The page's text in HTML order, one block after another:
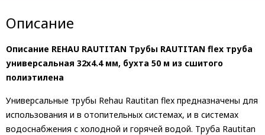
Описание
Описание REHAU RAUTITAN Трубы RAUTITAN flex труба
универсальная 32х4.4 мм, бухта 50 м из сшитого
полиэтилена
Универсальные трубы Rehau Rautitan flex предназначены для
использования и в отопительных системах, и в системах
водоснабжения с холодной и горячей водой. Труба Rautitan